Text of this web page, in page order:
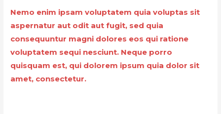
Nemo enim ipsam voluptatem quia voluptas sit
aspernatur aut odit aut fugit, sed quia
consequuntur magni dolores eos qui ratione
voluptatem sequi nesciunt. Neque porro
quisquam est, qui dolorem ipsum quia dolor sit
amet, consectetur.